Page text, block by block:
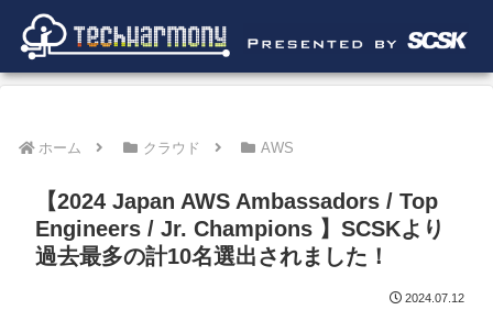
ホーム クラウド AWS
【2024 Japan AWS Ambassadors / Top
Engineers / Jr. Champions 】SCSKより
過去最多の計10名選出されました！
2024.07.12